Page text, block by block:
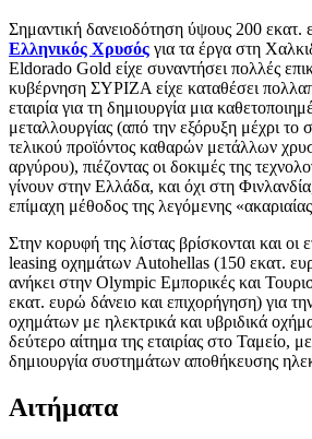
Σημαντική δανειοδότηση ύψους 200 εκατ.
Ελληνικός Χρυσός για τα έργα στη
Eldorado Gold είχε συναντήσει πολλές
κυβέρνηση ΣΥΡΙΖΑ είχε καταθέσει
εταιρία για τη δημιουργία μια
μεταλλουργίας (από την εξόρυξη μέχρι το
τελικού προϊόντος καθαρών μετάλλων
αργύρου), πιέζοντας οι δοκιμές της
γίνουν στην Ελλάδα, και όχι στη
επίμαχη μέθοδος της λεγόμενης
Στην κορυφή της λίστας βρίσκονται και οι
leasing οχημάτων Autohellas (150 εκατ.
ανήκει στην Olympic Εμπορικές και
εκατ. ευρώ δάνειο και επιχορήγηση) για
οχημάτων με ηλεκτρικά και υβριδικά
δεύτερο αίτημα της εταιρίας στο Ταμείο,
δημιουργία συστημάτων αποθήκευσης
Αιτήματα